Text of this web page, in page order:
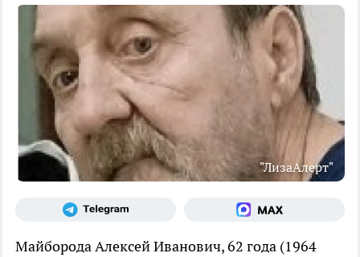
"ЛизаАлерт"
Майборода Алексей Иванович, 62 года (1964